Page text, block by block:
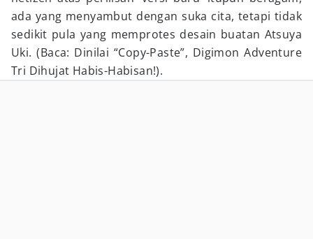
ada yang menyambut dengan suka cita, tetapi tidak
sedikit pula yang memprotes desain buatan Atsuya
Uki. (Baca: Dinilai “Copy-Paste”, Digimon Adventure
Tri Dihujat Habis-Habisan!).